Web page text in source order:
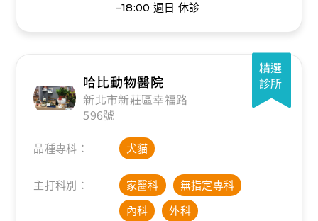
–18:00 週日 休診
精選
診所
哈比動物醫院
新北市新莊區幸福路
596號
品種專科： 犬貓
主打科別： 家醫科
無指定專科
內科
外科